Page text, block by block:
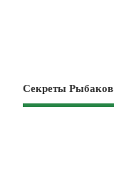
Секреты Рыбаков